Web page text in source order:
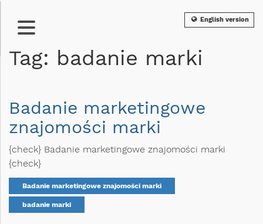
Tag: badanie marki
Badanie marketingowe
znajomości marki
{check} Badanie marketingowe znajomości marki
{check}
Badanie marketingowe znajomości marki
badanie marki
English version